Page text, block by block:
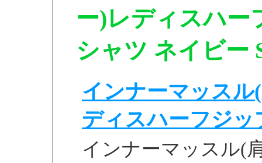
ー)レディスハー
シャツ ネイビー
インナーマッス
ディスハーフジッ
インナーマッスル(